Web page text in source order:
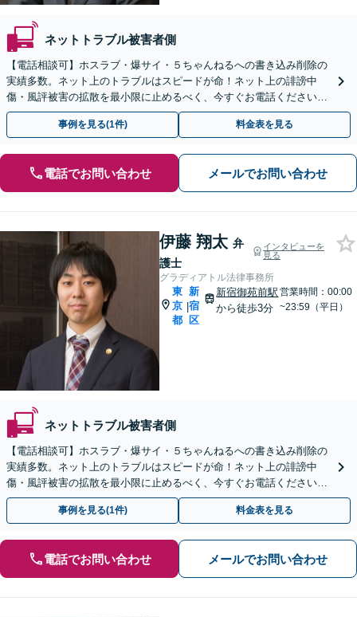
ネットトラブル被害者側
【電話相談可】ホスラブ・爆サイ・５ちゃんねるへの書き込み削除の
実績多数。ネット上のトラブルはスピードが命！ネット上の誹謗中
傷・風評被害の拡散を最小限に止めるべく、今すぐお電話ください。
情報削除に向けて全力を尽くします。
事例を見る(1件) 料金表を見る
電話でお問い合わせ メールでお問い合わせ
伊藤 翔太 弁
護士
インタビューを
見る
グラディアトル法律事務所
東
京
都
|
新
宿
区
新宿御苑前駅
から徒歩3分
営業時間：00:00
~23:59（平日）
ネットトラブル被害者側
【電話相談可】ホスラブ・爆サイ・５ちゃんねるへの書き込み削除の
実績多数。ネット上のトラブルはスピードが命！ネット上の誹謗中
傷・風評被害の拡散を最小限に止めるべく、今すぐお電話ください。
情報削除に向けて全力を尽くします。
事例を見る(1件) 料金表を見る
電話でお問い合わせ メールでお問い合わせ